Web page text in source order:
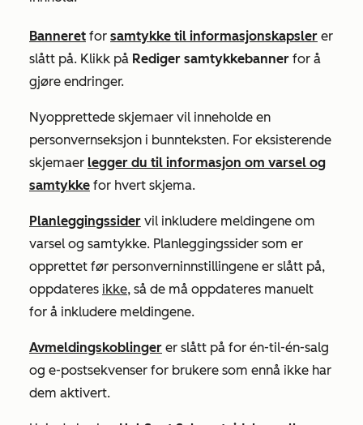
Banneret for samtykke til informasjonskapsler er
slått på. Klikk på Rediger samtykkebanner for å
gjøre endringer.
Nyopprettede skjemaer vil inneholde en
personvernseksjon i bunnteksten. For eksisterende
skjemaer legger du til informasjon om varsel og
samtykke for hvert skjema.
Planleggingssider vil inkludere meldingene om
varsel og samtykke. Planleggingssider som er
opprettet før personverninnstillingene er slått på,
oppdateres ikke, så de må oppdateres manuelt
for å inkludere meldingene.
Avmeldingskoblinger er slått på for én-til-én-salg
og e-postsekvenser for brukere som ennå ikke har
dem aktivert.